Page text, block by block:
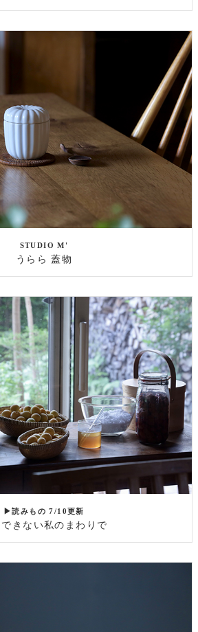
STUDIO M'
うらら 蓋物
▶読みもの 7/10更新
きない私のまわりで